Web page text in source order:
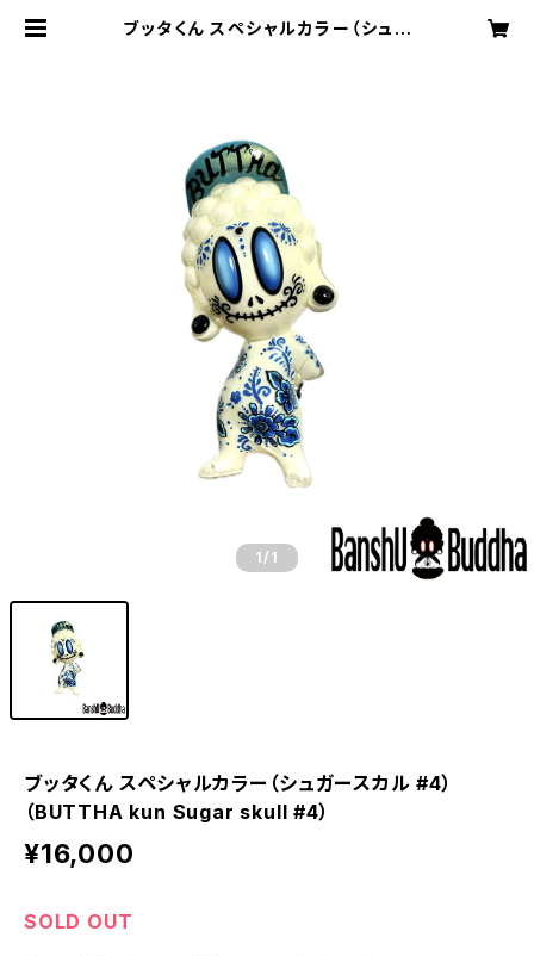
ブッタくん スペシャルカラー（シュガ
1 /1
ブッタくん スペシャルカラー（シュガースカル #4）
（BUTTHA kun Sugar skull #4）
¥16,000
SOLD OUT